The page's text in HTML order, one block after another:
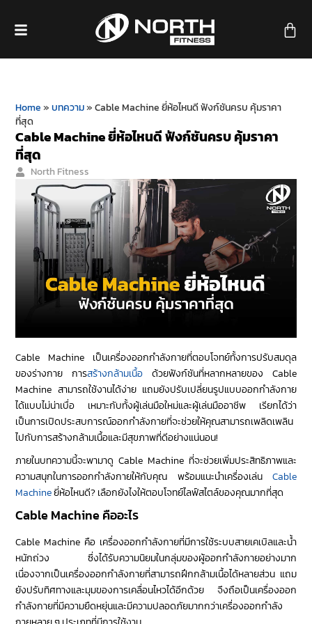
Home »บทความ»Cable Machine ยี่ห้อไหนดี ฟังก์ชันครบ คุ้มราคา
ที่สุด
Cable Machine ยี่ห้อไหนดี ฟังก์ชันครบ คุ้มราคา
ที่สุด
North Fitness
Cable Machine เป็นเครื่องออกกำลังกายที่ตอบโจทย์ทั้งการปรับสมดุล
ของร่างกาย การสร้างกล้ามเนื้อ ด้วยฟังก์ชันที่หลากหลายของ Cable
Machine สามารถใช้งานได้ง่าย แถมยังปรับเปลี่ยนรูปแบบออกกำลังกาย
ได้แบบไม่น่าเบื่อ เหมาะกับทั้งผู้เล่นมือใหม่และผู้เล่นมืออาชีพ เรียกได้ว่า
เป็นการเปิดประสบการณ์ออกกำลังกายที่จะช่วยให้คุณสามารถเพลิดเพลิน
ไปกับการสร้างกล้ามเนื้อและมีสุขภาพที่ดีอย่างแน่นอน!
ภายในบทความนี้จะพามาดู Cable Machine ที่จะช่วยเพิ่มประสิทธิภาพและ
ความสนุกในการออกกำลังกายให้กับคุณ พร้อมแนะนำเครื่องเล่น Cable
Machineยี่ห้อไหนดี? เลือกยังไงให้ตอบโจทย์ไลฟ์สไตล์ของคุณมากที่สุด
Cable Machine คืออะไร
Cable Machine คือ เครื่องออกกำลังกายที่มีการใช้ระบบสายเคเบิลและน้ำ
หนักถ่วง ซึ่งได้รับความนิยมในกลุ่มของผู้ออกกำลังกายอย่างมาก
เนื่องจากเป็นเครื่องออกกำลังกายที่สามารถฝึกกล้ามเนื้อได้หลายส่วน แถม
ยังปรับทิศทางและมุมของการเคลื่อนไหวได้อีกด้วย จึงถือเป็นเครื่องออก
กำลังกายที่มีความยืดหยุ่นและมีความปลอดภัยมากกว่าเครื่องออกกำลัง